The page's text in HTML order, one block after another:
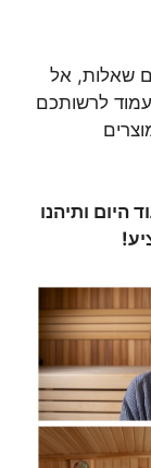
שאלות, אל
לרשותכם
היום ותיהנו